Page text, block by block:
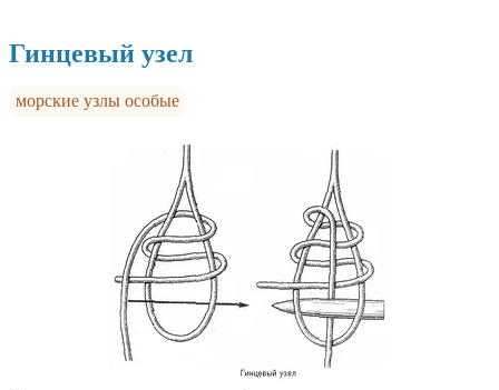
Гинцевый узел
морские узлы особые